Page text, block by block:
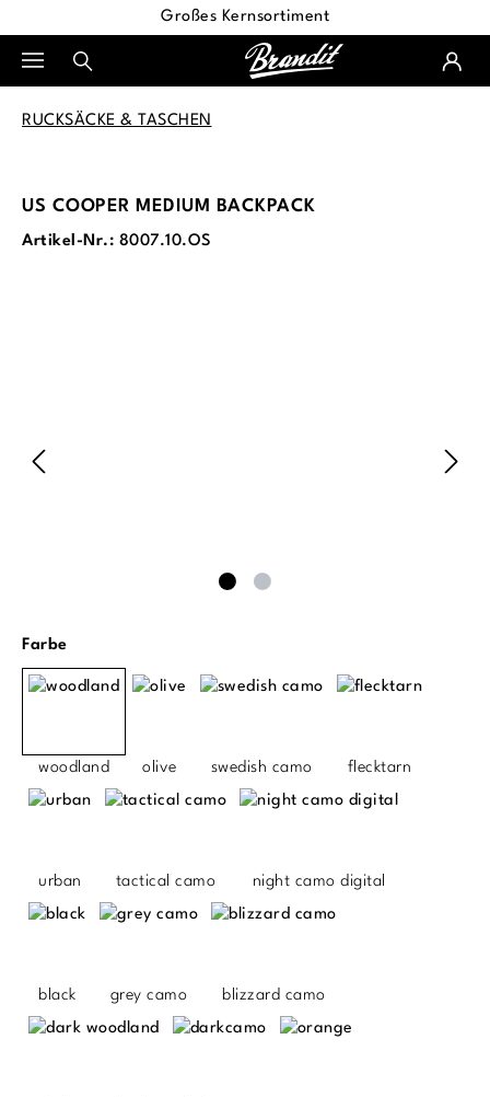
Großes Kernsortiment
RUCKSÄCKE & TASCHEN
US COOPER MEDIUM BACKPACK
Artikel-Nr.: 8007.10.OS
Farbeauswählen
woodland olive swedish camo flecktarn
urban tactical camo night camo digital
black grey camo blizzard camo